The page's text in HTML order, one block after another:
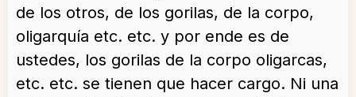
de los otros, de los gorilas, de la corpo,
oligarquía etc. etc. y por ende es de
ustedes, los gorilas de la corpo oligarcas,
etc. etc. se tienen que hacer cargo. Ni una